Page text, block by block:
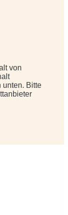
von
unten. Bitte